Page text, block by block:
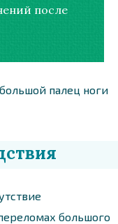
после
палец ноги
большого